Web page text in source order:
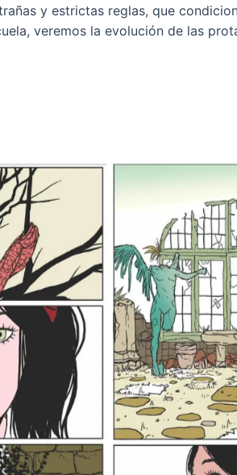
y estrictas reglas, que
veremos la evolución de las